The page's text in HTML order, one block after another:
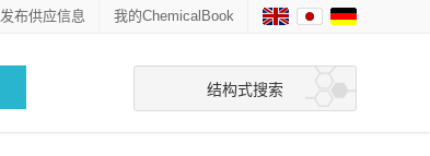
我的ChemicalBook
发布供应信息
结构式搜索